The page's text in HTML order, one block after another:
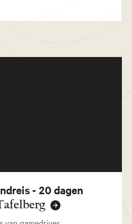
- 20 dagen